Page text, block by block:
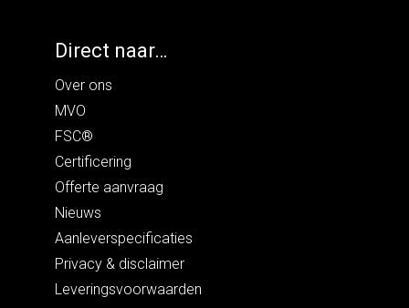
Direct naar…
Over ons
MVO
FSC®
Certificering
Offerte aanvraag
Nieuws
Aanleverspecificaties
Privacy & disclaimer
Leveringsvoorwaarden